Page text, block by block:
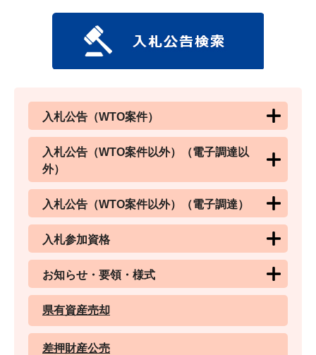
入札公告（WTO案件）
入札公告（WTO案件以外）（電子調達以
外）
入札公告（WTO案件以外）（電子調達）
入札参加資格
お知らせ・要領・様式
県有資産売却
差押財産公売